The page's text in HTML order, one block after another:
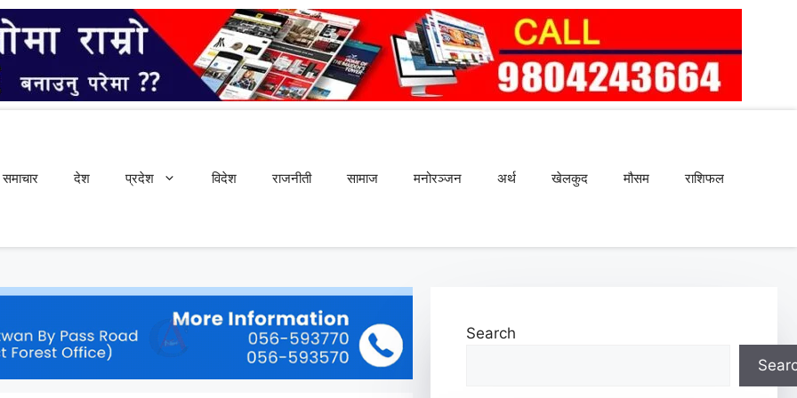
समाचार देश प्रदेश विदेश राजनीती सामाज मनोरञ्जन अर्थ खेलकुद मौसम राशिफल
Search